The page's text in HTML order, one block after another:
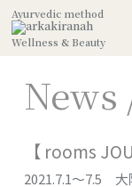
Ayurvedic method
Wellness & Beauty
News
【 rooms
2021.7.1〜7.5 大